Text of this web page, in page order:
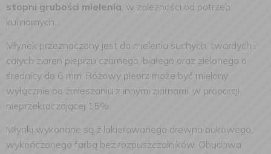
stopni grubości mielenia, w zależności od potrzeb
kulinarnych.
Młynek przeznaczony jest do mielenia suchych, twardych i
całych ziaren pieprzu czarnego, białego oraz zielonego o
średnicy do 6 mm. Różowy pieprz może być mielony
wyłącznie po zmieszaniu z innymi ziarnami, w proporcji
nieprzekraczającej 15%.
Młynki wykonane są z lakierowanego drewna bukowego,
wykończonego farbą bez rozpuszczalników. Obudowa